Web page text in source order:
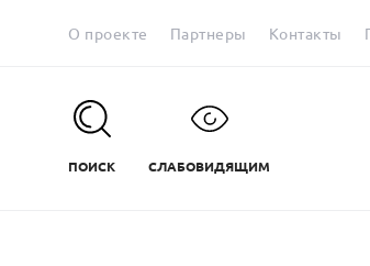
О проекте Партнеры Контакты
ПОИСК СЛАБОВИДЯЩИМ